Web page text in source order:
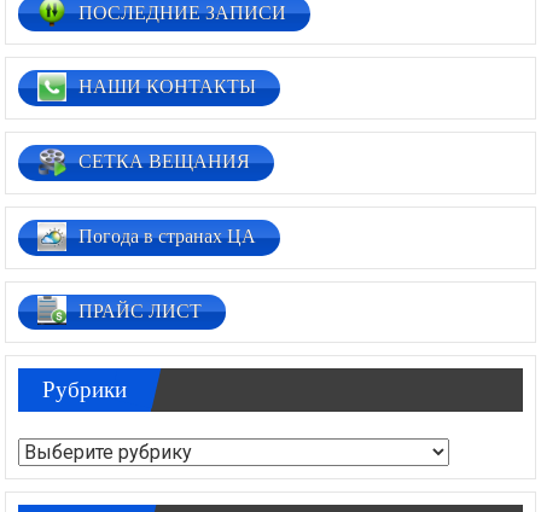
ПОСЛЕДНИЕ ЗАПИСИ
НАШИ КОНТАКТЫ
СЕТКА ВЕЩАНИЯ
Погода в странах ЦА
ПРАЙС ЛИСТ
Рубрики
Рубрики